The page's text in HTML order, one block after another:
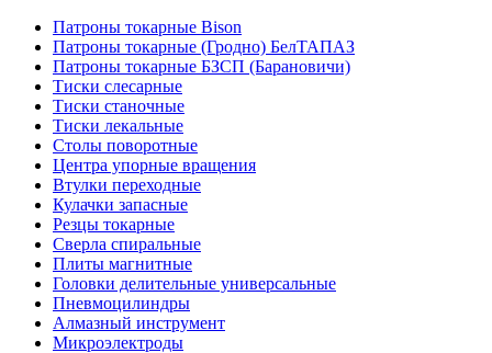
Патроны токарные Bison
Патроны токарные (Гродно) БелТАПАЗ
Патроны токарные БЗСП (Барановичи)
Тиски слесарные
Тиски станочные
Тиски лекальные
Столы поворотные
Центра упорные вращения
Втулки переходные
Кулачки запасные
Резцы токарные
Сверла спиральные
Плиты магнитные
Головки делительные универсальные
Пневмоцилиндры
Алмазный инструмент
Микроэлектроды